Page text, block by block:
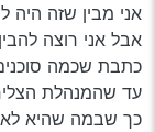
אני מבין שזה היה
אבל אני רוצה
כתבת שכמה
עד שהמנהלת
כך שבמה שהיא לא